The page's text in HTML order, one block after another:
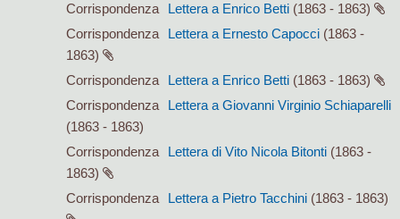
Corrispondenza
Lettera a Enrico Betti (1863 - 1863)
Corrispondenza
Lettera a Ernesto Capocci (1863 -
1863)
Corrispondenza
Lettera a Enrico Betti (1863 - 1863)
Corrispondenza
Lettera a Giovanni Virginio Schiaparelli
(1863 - 1863)
Corrispondenza
Lettera di Vito Nicola Bitonti (1863 -
1863)
Corrispondenza
Lettera a Pietro Tacchini (1863 - 1863)